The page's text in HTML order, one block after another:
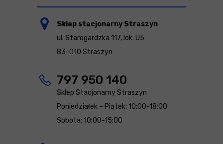
Sklep stacjonarny Straszyn
ul. Starogardzka 117, lok. U5
83-010 Straszyn
797 950 140
Sklep Stacjonarny Straszyn
Poniedziałek – Piątek: 10:00-18:00
Sobota: 10:00-15:00